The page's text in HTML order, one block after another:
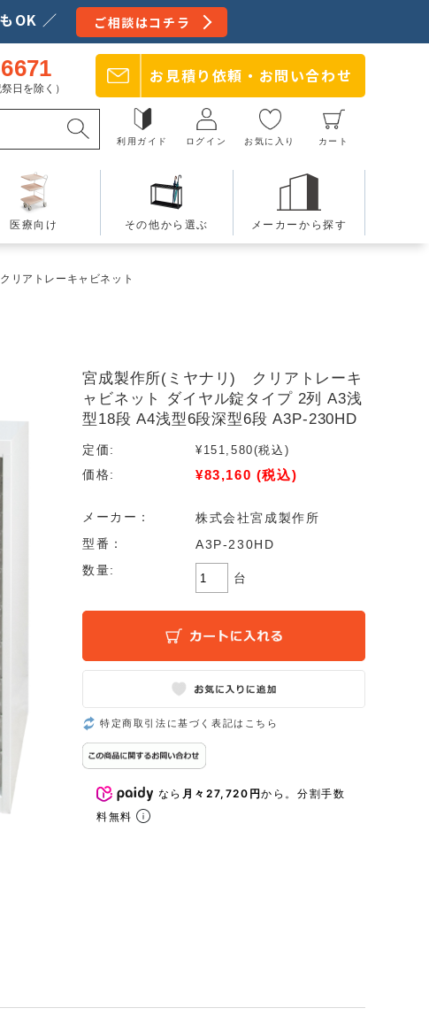
OK ／ ご相談はコチラ
日を除く）
お見積り依頼・ お問い合わせ
利用ガイド ログイン お気に入り カート
医療向け その他から選ぶ メーカーから探す
クリアトレーキャビネット
宮成製作所(ミヤナリ) クリアトレーキ
ャビネット ダイヤル錠タイプ 2列 A3浅
型18段 A4浅型6段深型6段 A3P-230HD
定価: ¥151,580(税込)
価格:
¥83,160 (税込)
メーカー：
株式会社宮成製作所
型番：
A3P-230HD
数量:
台
特定商取引法に基づく表記はこちら
なら 月々27,720円から。分割手数
料無料